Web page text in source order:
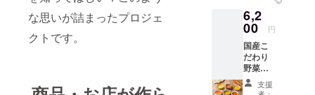
な思いが詰まったプロジェ
クトです。
個 ・ス
イート
コーン
ポター
ジュ
150g×2
個 ・
マッ
6,2
00 円
国産こ
だわり
野菜の
ポター
ジュ6種
支援